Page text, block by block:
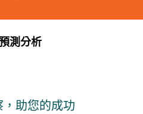
測分析
助您的成功